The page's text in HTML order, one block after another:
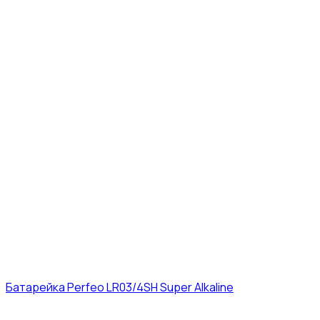
Батарейка Perfeo LR03/4SH Super Alkaline